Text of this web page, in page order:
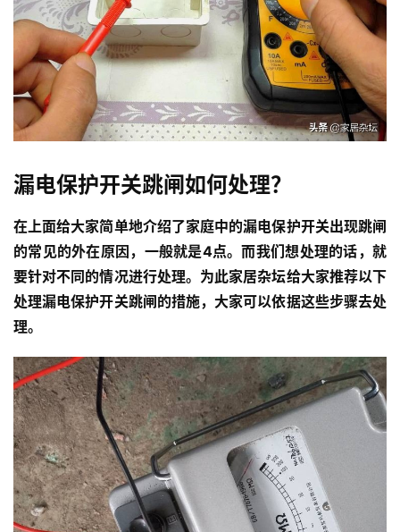
漏电保护开关跳闸如何处理？
在上面给大家简单地介绍了家庭中的漏电保护开关出现跳闸
的常见的外在原因，一般就是4点。而我们想处理的话，就
要针对不同的情况进行处理。为此家居杂坛给大家推荐以下
处理漏电保护开关跳闸的措施，大家可以依据这些步骤去处
理。